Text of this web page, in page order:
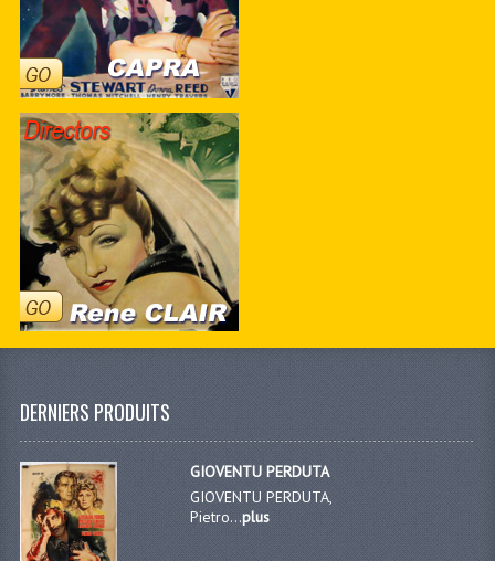
DERNIERS PRODUITS
GIOVENTU PERDUTA
GIOVENTU PERDUTA,
Pietro...plus